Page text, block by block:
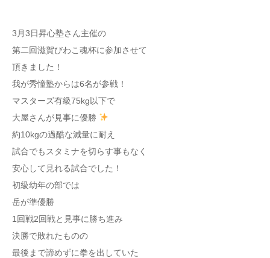
3月3日昇心塾さん主催の
第二回滋賀びわこ魂杯に参加させて
頂きました！
我が秀憧塾からは6名が参戦！
マスターズ有級75kg以下で
大屋さんが見事に優勝
約10kgの過酷な減量に耐え
試合でもスタミナを切らす事もなく
安心して見れる試合でした！
初級幼年の部では
岳が準優勝
1回戦2回戦と見事に勝ち進み
決勝で敗れたものの
最後まで諦めずに拳を出していた